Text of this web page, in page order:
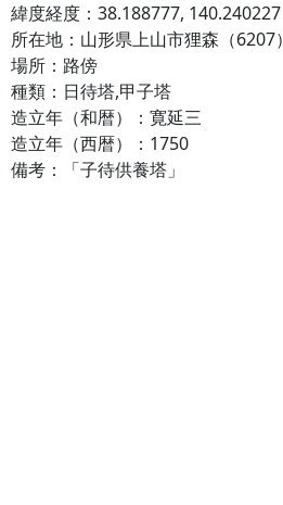
緯度経度：38.188777, 140.240227
所在地：山形県上山市狸森（6207）
場所：路傍
種類：日待塔,甲子塔
造立年（和暦）：寛延三
造立年（西暦）：1750
備考：「子待供養塔」